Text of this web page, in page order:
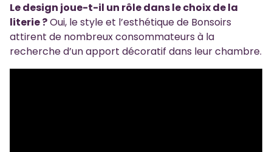
Le design joue-t-il un rôle dans le choix de la
literie ?Oui, le style et l’esthétique de Bonsoirs
attirent de nombreux consommateurs à la
recherche d’un apport décoratif dans leur chambre.